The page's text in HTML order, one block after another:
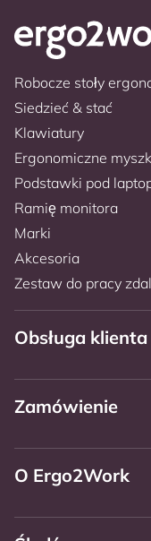
Robocze stoły
Siedzieć & stać
Klawiatury
Ergonomiczne
Podstawki pod
Ramię monitora
Marki
Akcesoria
Zestaw do pracy
Obsługa klienta
Zamówienie
O Ergo2Work